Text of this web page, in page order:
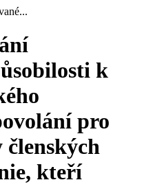
k
pro
kteří